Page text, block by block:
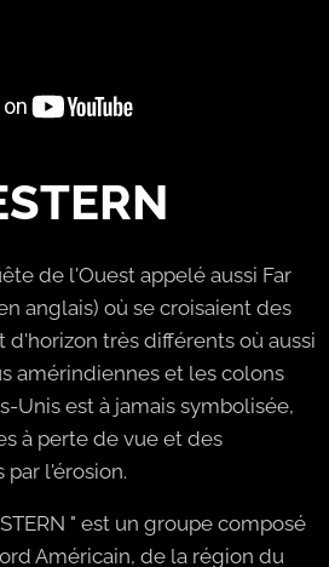
de l'Ouest appelé aussi Far
anglais) où se croisaient des
d'horizon très différents où aussi
amérindiennes et les colons
Unis est à jamais symbolisée,
à perte de vue et des
l'érosion.
" est un groupe composé
Américain, de la région du